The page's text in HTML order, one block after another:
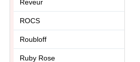
Reveur
ROCS
Roubloff
Ruby Rose